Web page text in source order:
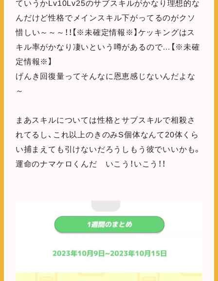
ていうかLv10Lv25のサブスキルがかなり理想的な
んだけど性格でメインスキル下がってるのがクソ
惜しい～～～！！【※未確定情報※】ケッキングはス
キル率がかなり凄いという噂があるので…【※未確
定情報※】
げんき回復量ってそんなに恩恵感じないんだよな
～
まあスキルについては性格とサブスキルで相殺さ
れてるし、これ以上のきのみS個体なんて20体くら
い捕まえても引けないだろうしもう彼でいいかも。
運命のナマケロくんだ いこう！いこう！！